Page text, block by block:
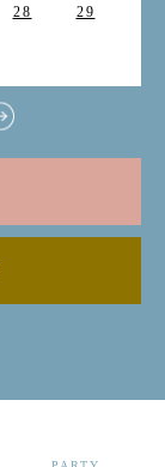
28
29